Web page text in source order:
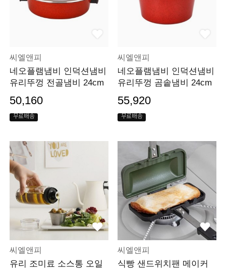
씨엘앤피
네오플램냄비 인덕션냄비
유리뚜껑 전골냄비 24cm
50,160
무료배송
씨엘앤피
네오플램냄비 인덕션냄비
유리뚜껑 곰솥냄비 24cm
55,920
무료배송
씨엘앤피
유리 조미료 소스통 오일
씨엘앤피
식빵 샌드위치팬 메이커